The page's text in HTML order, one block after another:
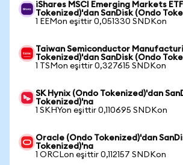
iShares MSCI Emerging Markets
Tokenized)'dan SanDisk (Ondo
1 EEMon eşittir 0,051330 SNDKon
Taiwan Semiconductor
Tokenized)'dan SanDisk (Ondo
1 TSMon eşittir 0,327615 SNDKon
SK Hynix (Ondo Tokenized)'dan
Tokenized)'na
1 SKHYon eşittir 0,110695 SNDKon
Oracle (Ondo Tokenized)'dan
Tokenized)'na
1 ORCLon eşittir 0,112157 SNDKon